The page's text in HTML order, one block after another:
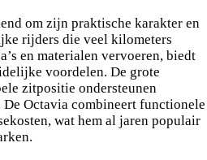
om zijn praktische karakter en
rijders die veel kilometers
en materialen vervoeren, biedt
voordelen. De grote
zitpositie ondersteunen
Octavia combineert functionele
wat hem al jaren populair